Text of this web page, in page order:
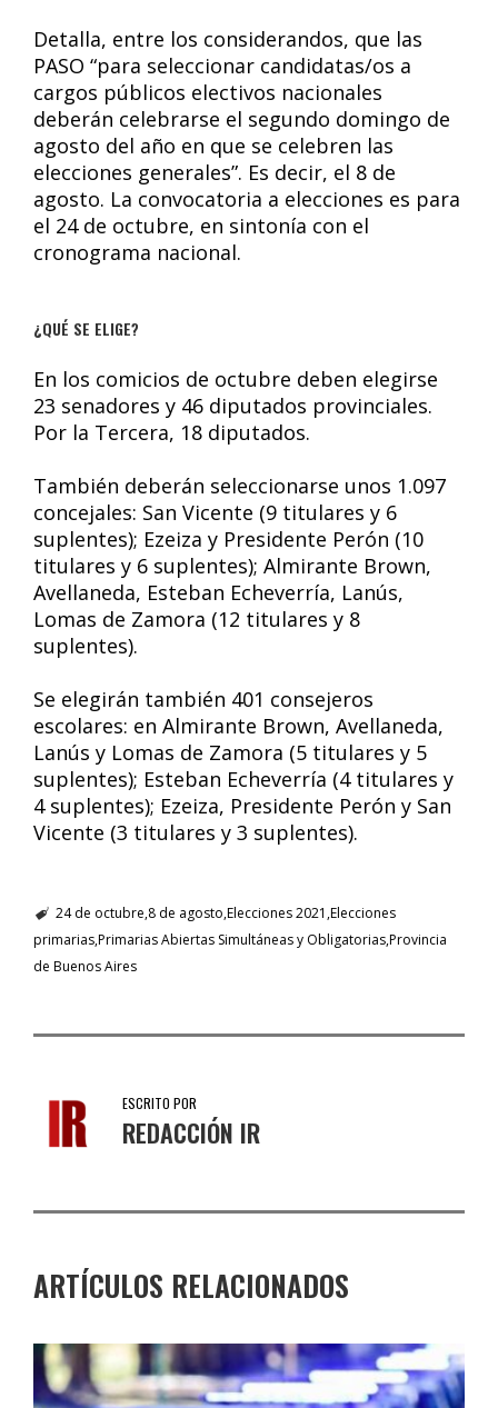
Detalla, entre los considerandos, que las
PASO “para seleccionar candidatas/os a
cargos públicos electivos nacionales
deberán celebrarse el segundo domingo de
agosto del año en que se celebren las
elecciones generales”. Es decir, el 8 de
agosto. La convocatoria a elecciones es para
el 24 de octubre, en sintonía con el
cronograma nacional.
¿QUÉ SE ELIGE?
En los comicios de octubre deben elegirse
23 senadores y 46 diputados provinciales.
Por la Tercera, 18 diputados.
También deberán seleccionarse unos 1.097
concejales: San Vicente (9 titulares y 6
suplentes); Ezeiza y Presidente Perón (10
titulares y 6 suplentes); Almirante Brown,
Avellaneda, Esteban Echeverría, Lanús,
Lomas de Zamora (12 titulares y 8
suplentes).
Se elegirán también 401 consejeros
escolares: en Almirante Brown, Avellaneda,
Lanús y Lomas de Zamora (5 titulares y 5
suplentes); Esteban Echeverría (4 titulares y
4 suplentes); Ezeiza, Presidente Perón y San
Vicente (3 titulares y 3 suplentes).
24 de octubre 8 de agosto Elecciones 2021 Elecciones
primariasPrimarias Abiertas Simultáneas y ObligatoriasProvincia
de Buenos Aires
ESCRITO POR
REDACCIÓN IR
ARTÍCULOS RELACIONADOS